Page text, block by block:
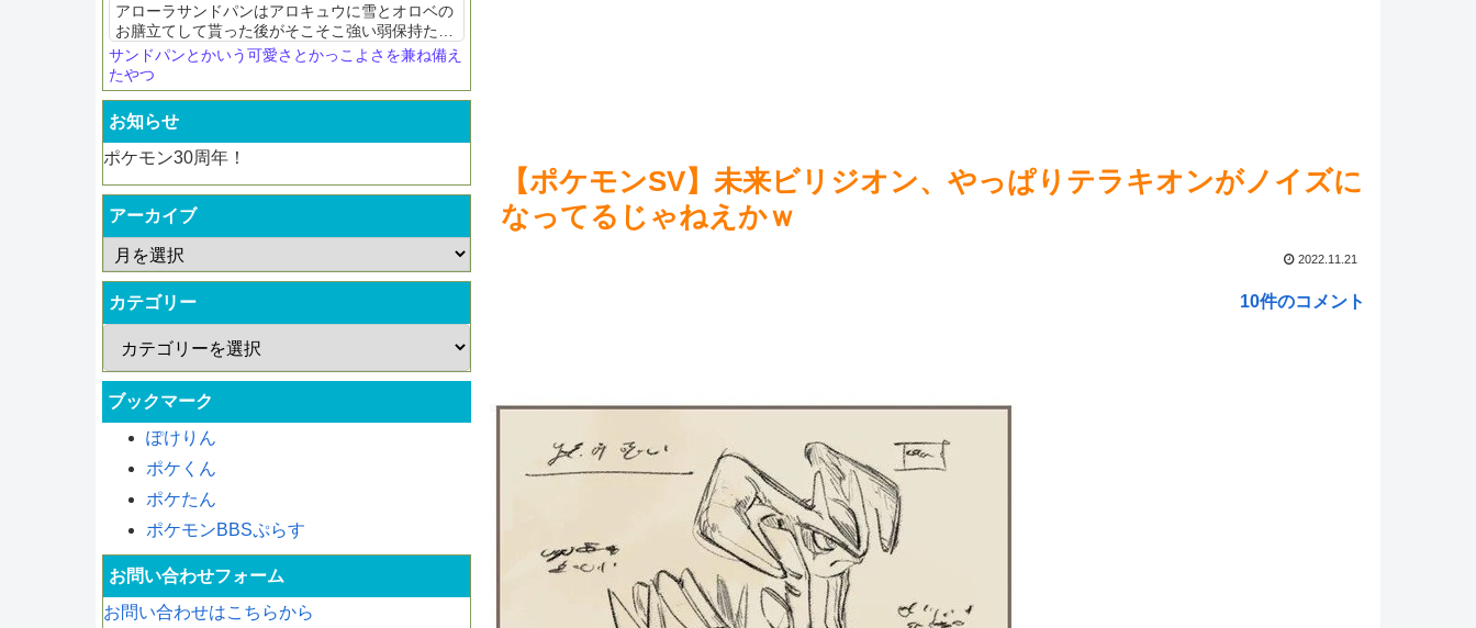
Powered by livedoor 相互RSS
【ポケモンSV】未来ビリジオン、やっぱりテラキオンがノイズに
なってるじゃねえかｗ
2022.11.21
10件のコメント
アローラサンドパンはアロキュウに雪とオロベの
お膳立てして貰った後がそこそこ強い弱保持たせ
て爪研ぎアクセルが決まれば気持ち良い
サンドパンとかいう可愛さとかっこよさを兼ね備え
たやつ
お知らせ
ポケモン30周年！
アーカイブ
カテゴリー
ブックマーク
ぽけりん
ポケくん
ポケたん
ポケモンBBSぷらす
お問い合わせフォーム
お問い合わせはこちらから